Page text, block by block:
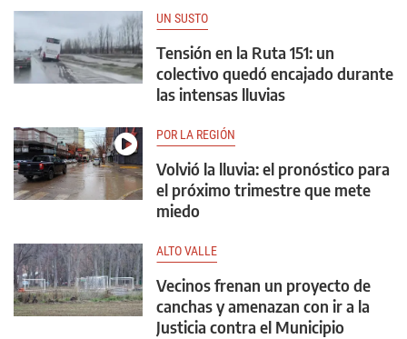
UN SUSTO
Tensión en la Ruta 151: un
colectivo quedó encajado durante
las intensas lluvias
POR LA REGIÓN
Volvió la lluvia: el pronóstico para
el próximo trimestre que mete
miedo
ALTO VALLE
Vecinos frenan un proyecto de
canchas y amenazan con ir a la
Justicia contra el Municipio